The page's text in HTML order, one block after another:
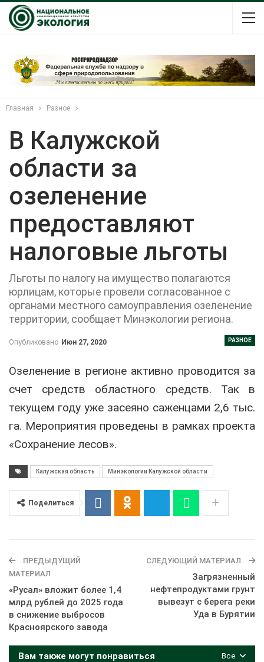
Главная Разное
В Калужской
области за
озеленение
предоставляют
налоговые льготы
Льготы по налогу на имущество полагаются
юрлицам, которые провели согласованное с
органами местного самоуправления озеленение
территории, сообщает Минэкологии региона.
РАЗНОЕ
Опубликовано Июн 27, 2020
Озеленение в регионе активно проводится за
счет средств областного средств. Так в
текущем году уже засеяно саженцами 2,6 тыс.
га. Мероприятия проведены в рамках проекта
«Сохранение лесов».
Калужская область Минэкологии Калужской области
Поделиться
ПРЕДЫДУЩИЙ
МАТЕРИАЛ
«Русал» вложит более 1,4
млрд рублей до 2025 года
в снижение выбросов
Красноярского завода
СЛЕДУЮЩИЙ МАТЕРИАЛ
Загрязненный
нефтепродуктами грунт
вывезут с берега реки
Уда в Бурятии
Все
Вам также могут понравиться